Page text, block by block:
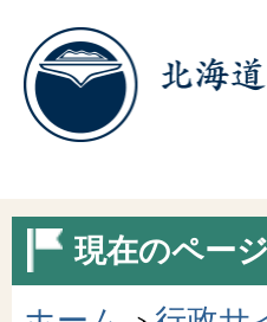
現在のページ